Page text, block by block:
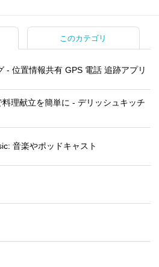
このカテゴリ
- 位置情報共有 GPS 電話 追跡アプリ
料理献立を簡単‪に - デリッシュキッチ
音楽やポッドキャスト